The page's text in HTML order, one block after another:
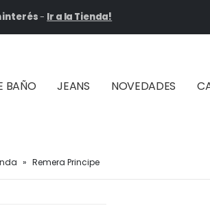
interés- Ir a la Tienda!
BAÑO JEANS NOVEDADES
» Remera Principe